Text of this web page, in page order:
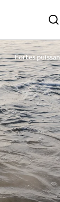
Fortes
(2.5 - 6 ch)